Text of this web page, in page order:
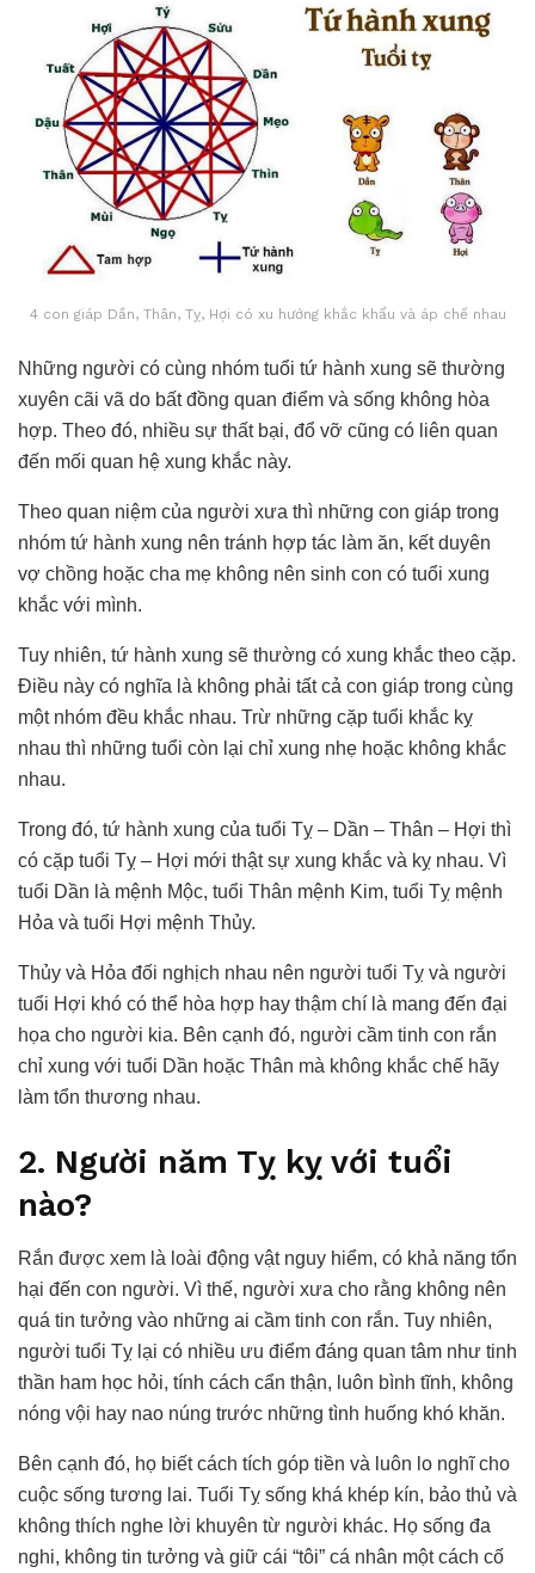
4 con giáp Dần, Thân, Tỵ, Hợi có xu hướng khắc khẩu và áp chế nhau
Những người có cùng nhóm tuổi tứ hành xung sẽ thường
xuyên cãi vã do bất đồng quan điểm và sống không hòa
hợp. Theo đó, nhiều sự thất bại, đổ vỡ cũng có liên quan
đến mối quan hệ xung khắc này.
Theo quan niệm của người xưa thì những con giáp trong
nhóm tứ hành xung nên tránh hợp tác làm ăn, kết duyên
vợ chồng hoặc cha mẹ không nên sinh con có tuổi xung
khắc với mình.
Tuy nhiên, tứ hành xung sẽ thường có xung khắc theo cặp.
Điều này có nghĩa là không phải tất cả con giáp trong cùng
một nhóm đều khắc nhau. Trừ những cặp tuổi khắc kỵ
nhau thì những tuổi còn lại chỉ xung nhẹ hoặc không khắc
nhau.
Trong đó, tứ hành xung của tuổi Tỵ – Dần – Thân – Hợi thì
có cặp tuổi Tỵ – Hợi mới thật sự xung khắc và kỵ nhau. Vì
tuổi Dần là mệnh Mộc, tuổi Thân mệnh Kim, tuổi Tỵ mệnh
Hỏa và tuổi Hợi mệnh Thủy.
Thủy và Hỏa đối nghịch nhau nên người tuổi Tỵ và người
tuổi Hợi khó có thể hòa hợp hay thậm chí là mang đến đại
họa cho người kia. Bên cạnh đó, người cầm tinh con rắn
chỉ xung với tuổi Dần hoặc Thân mà không khắc chế hãy
làm tổn thương nhau.
2. Người năm Tỵ kỵ với tuổi
nào?
Rắn được xem là loài động vật nguy hiểm, có khả năng tổn
hại đến con người. Vì thế, người xưa cho rằng không nên
quá tin tưởng vào những ai cầm tinh con rắn. Tuy nhiên,
người tuổi Tỵ lại có nhiều ưu điểm đáng quan tâm như tinh
thần ham học hỏi, tính cách cẩn thận, luôn bình tĩnh, không
nóng vội hay nao núng trước những tình huống khó khăn.
Bên cạnh đó, họ biết cách tích góp tiền và luôn lo nghĩ cho
cuộc sống tương lai. Tuổi Tỵ sống khá khép kín, bảo thủ và
không thích nghe lời khuyên từ người khác. Họ sống đa
nghi, không tin tưởng và giữ cái “tôi” cá nhân một cách cố